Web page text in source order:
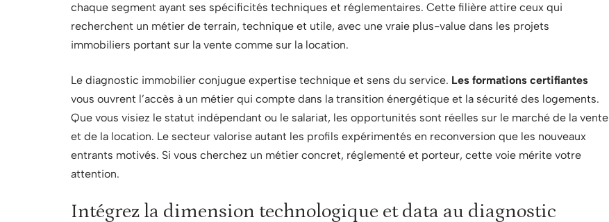
chaque segment ayant ses spécificités techniques et réglementaires. Cette filière attire ceux qui
recherchent un métier de terrain, technique et utile, avec une vraie plus-value dans les projets
immobiliers portant sur la vente comme sur la location.
Le diagnostic immobilier conjugue expertise technique et sens du service. Les formations certifiantes
vous ouvrent l’accès à un métier qui compte dans la transition énergétique et la sécurité des logements.
Que vous visiez le statut indépendant ou le salariat, les opportunités sont réelles sur le marché de la vente
et de la location. Le secteur valorise autant les profils expérimentés en reconversion que les nouveaux
entrants motivés. Si vous cherchez un métier concret, réglementé et porteur, cette voie mérite votre
attention.
Intégrez la dimension technologique et data au diagnostic